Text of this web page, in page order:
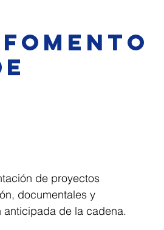
de proyectos
documentales y
de la cadena.